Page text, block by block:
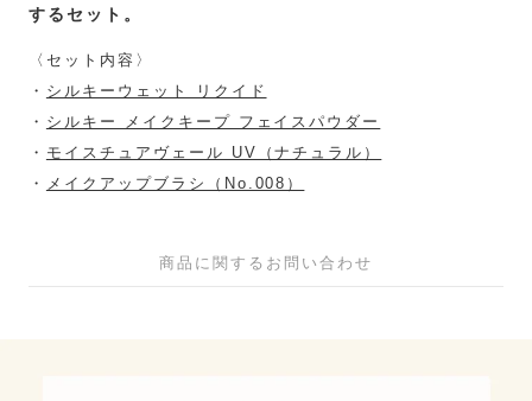
するセット。
〈セット内容〉
・ シルキーウェット リクイド
・ シルキー メイクキープ フェイスパウダー
・ モイスチュアヴェール UV（ナチュラル）
・
メイクアップブラシ（No.008）
商品に関するお問い合わせ